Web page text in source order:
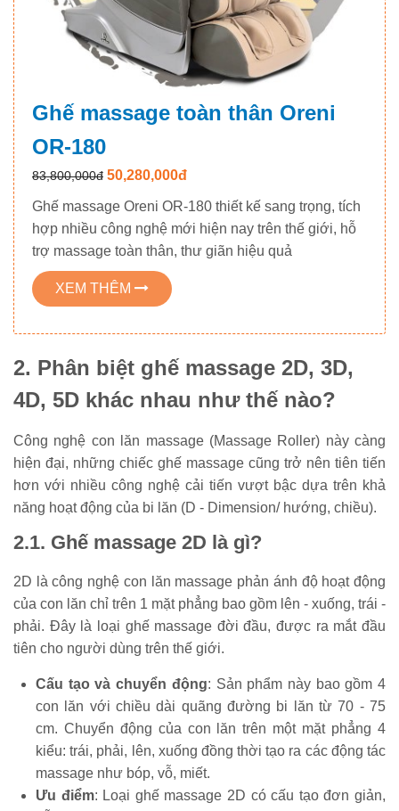
Ghế massage toàn thân Oreni
OR-180
83,800,000đ 50,280,000đ
Ghế massage Oreni OR-180 thiết kế sang trọng, tích
hợp nhiều công nghệ mới hiện nay trên thế giới, hỗ
trợ massage toàn thân, thư giãn hiệu quả
XEM THÊM
2. Phân biệt ghế massage 2D, 3D,
4D, 5D khác nhau như thế nào?
Công nghệ con lăn massage (Massage Roller) này càng
hiện đại, những chiếc ghế massage cũng trở nên tiên tiến
hơn với nhiều công nghệ cải tiến vượt bậc dựa trên khả
năng hoạt động của bi lăn (D - Dimension/ hướng, chiều).
2.1. Ghế massage 2D là gì?
2D là công nghệ con lăn massage phản ánh độ hoạt động
của con lăn chỉ trên 1 mặt phẳng bao gồm lên - xuống, trái -
phải. Đây là loại ghế massage đời đầu, được ra mắt đầu
tiên cho người dùng trên thế giới.
Cấu tạo và chuyển động: Sản phẩm này bao gồm 4
con lăn với chiều dài quãng đường bi lăn từ 70 - 75
cm. Chuyển động của con lăn trên một mặt phẳng 4
kiểu: trái, phải, lên, xuống đồng thời tạo ra các động tác
massage như bóp, vỗ, miết.
Ưu điểm: Loại ghế massage 2D có cấu tạo đơn giản,